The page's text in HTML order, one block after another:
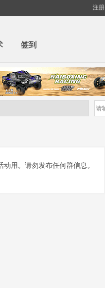
注册
签到
用。请勿发布任何群信息。